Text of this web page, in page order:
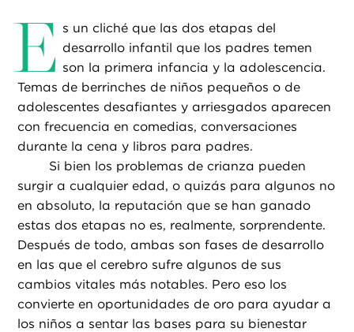
E s un cliché que las dos etapas del
desarrollo infantil que los padres temen
son la primera infancia y la adolescencia.
Temas de berrinches de niños pequeños o de
adolescentes desafiantes y arriesgados aparecen
con frecuencia en comedias, conversaciones
durante la cena y libros para padres.
Si bien los problemas de crianza pueden
surgir a cualquier edad, o quizás para algunos no
en absoluto, la reputación que se han ganado
estas dos etapas no es, realmente, sorprendente.
Después de todo, ambas son fases de desarrollo
en las que el cerebro sufre algunos de sus
cambios vitales más notables. Pero eso los
convierte en oportunidades de oro para ayudar a
los niños a sentar las bases para su bienestar